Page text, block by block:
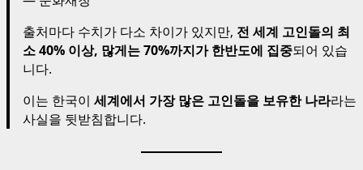
출처마다 수치가 다소 차이가 있지만, 전 세계 고인돌의 최
소 40% 이상, 많게는 70%까지가 한반도에 집중되어 있습
니다.
이는 한국이 세계에서 가장 많은 고인돌을 보유한 나라라는
사실을 뒷받침합니다.